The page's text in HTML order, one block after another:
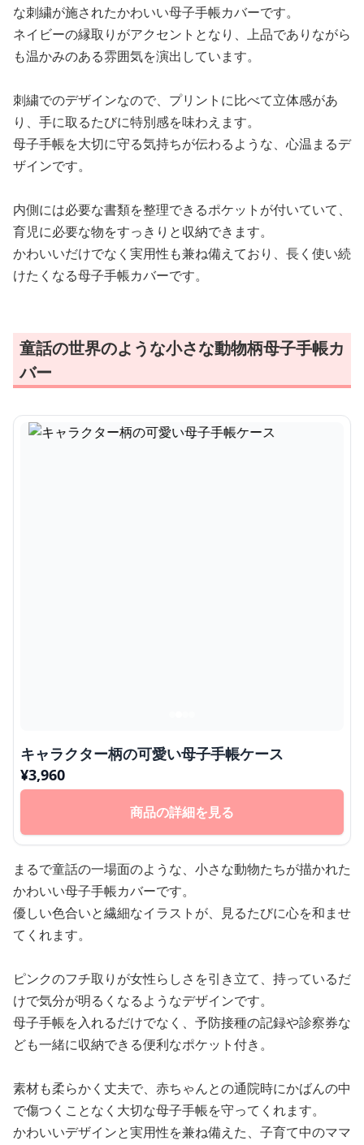
な刺繍が施されたかわいい母子手帳カバーです。
ネイビーの縁取りがアクセントとなり、上品でありながら
も温かみのある雰囲気を演出しています。
刺繍でのデザインなので、プリントに比べて立体感があ
り、手に取るたびに特別感を味わえます。
母子手帳を大切に守る気持ちが伝わるような、心温まるデ
ザインです。
内側には必要な書類を整理できるポケットが付いていて、
育児に必要な物をすっきりと収納できます。
かわいいだけでなく実用性も兼ね備えており、長く使い続
けたくなる母子手帳カバーです。
童話の世界のような小さな動物柄母子手帳カ
バー
キャラクター柄の可愛い母子手帳ケース
¥3,960
商品の詳細を見る
まるで童話の一場面のような、小さな動物たちが描かれた
かわいい母子手帳カバーです。
優しい色合いと繊細なイラストが、見るたびに心を和ませ
てくれます。
ピンクのフチ取りが女性らしさを引き立て、持っているだ
けで気分が明るくなるようなデザインです。
母子手帳を入れるだけでなく、予防接種の記録や診察券な
ども一緒に収納できる便利なポケット付き。
素材も柔らかく丈夫で、赤ちゃんとの通院時にかばんの中
で傷つくことなく大切な母子手帳を守ってくれます。
かわいいデザインと実用性を兼ね備えた、子育て中のママ